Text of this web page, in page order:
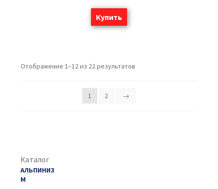
Купить
Отображение 1–12 из 22 результатов
1 2 →
Каталог
АЛЬПИНИЗ
М